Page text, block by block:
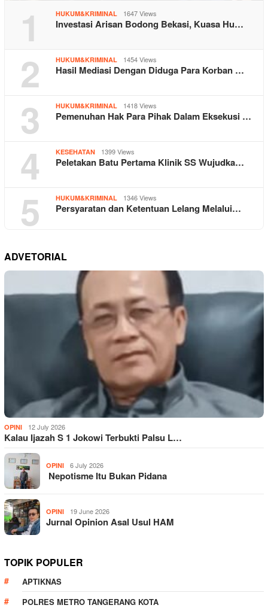
1 HUKUM&KRIMINAL 1647 Views
Investasi Arisan Bodong Bekasi, Kuasa Hu…
2 HUKUM&KRIMINAL 1454 Views
Hasil Mediasi Dengan Diduga Para Korban …
3 HUKUM&KRIMINAL 1418 Views
Pemenuhan Hak Para Pihak Dalam Eksekusi …
4 KESEHATAN 1399 Views
Peletakan Batu Pertama Klinik SS Wujudka…
5 HUKUM&KRIMINAL 1346 Views
Persyaratan dan Ketentuan Lelang Melalui…
ADVETORIAL
OPINI 12 July 2026
Kalau Ijazah S 1 Jokowi Terbukti Palsu L…
OPINI 6 July 2026
Nepotisme Itu Bukan Pidana
OPINI 19 June 2026
Jurnal Opinion Asal Usul HAM
TOPIK POPULER
APTIKNAS
POLRES METRO TANGERANG KOTA